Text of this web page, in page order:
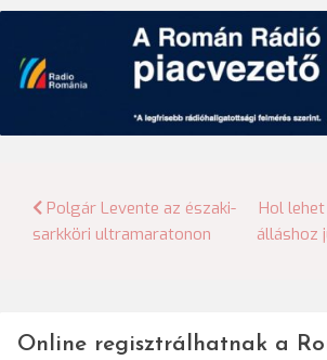
Bejegyzés
Polgár Levente az északi-
sarkköri ultramaratonon
Hol
álláshoz
Online regisztrálhatnak a